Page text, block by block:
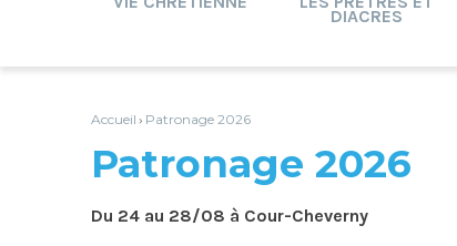
DIACRES
Accueil › Patronage 2026
Patronage 2026
Du 24 au 28/08 à Cour-Cheverny